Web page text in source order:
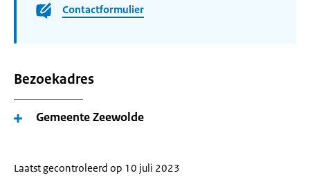
Contactformulier
Bezoekadres
Gemeente Zeewolde
Laatst gecontroleerd op 10 juli 2023